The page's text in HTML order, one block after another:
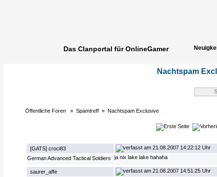
Das Clanportal für OnlineGamer
Nachtspam
Öffentliche Foren »Spamtreff »Nachtspam Exclusive
[GATS] croci83
21.08.2007 14:22:12 Uhr
German Advanced Tactical Soldiers
ja nix lake lake hahaha
saurer_affe
21.08.2007 14:51:25 Uhr